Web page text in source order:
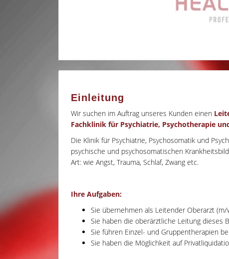
Einleitung
Wir suchen im Auftrag unseres Kunden einen
Fachklinik für Psychiatrie, Psychotherapie
Die Klinik für Psychiatrie, Psychosomatik und
psychische und psychosomatischen
Art: wie Angst, Trauma, Schlaf, Zwang etc.
Ihre Aufgaben:
Sie übernehmen als Leitender Oberarzt
Sie haben die oberärztliche Leitung dieses
Sie führen Einzel- und Gruppentherapien
Sie haben die Möglichkeit auf